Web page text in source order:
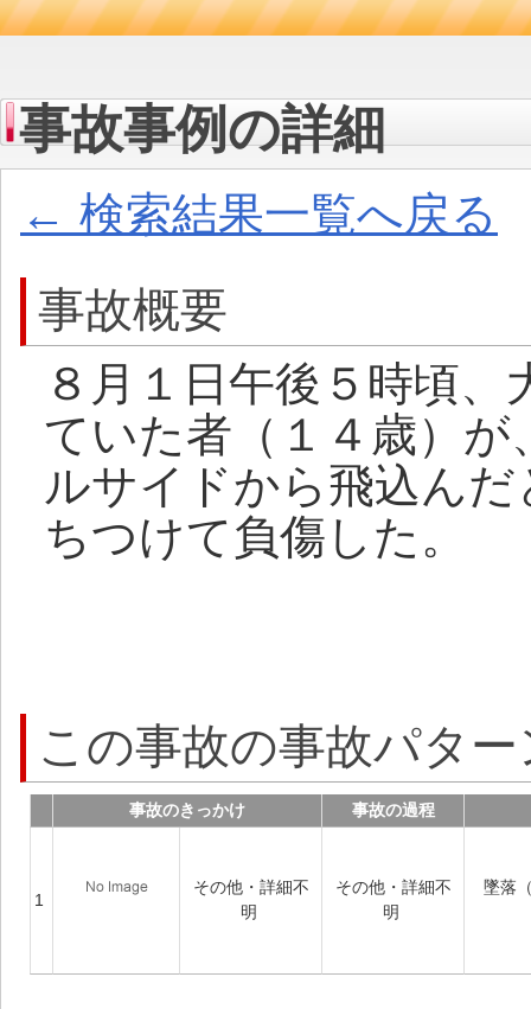
事故事例の詳細
← 検索結果一覧へ戻る
事故概要
８月１日午後５時頃
ていた者（１４歳）
ルサイドから飛込ん
ちつけて負傷した。
この事故の事故パター
事故のきっかけ 事故の過程
1
その他・詳細不
明
その他・詳細不
明
墜落